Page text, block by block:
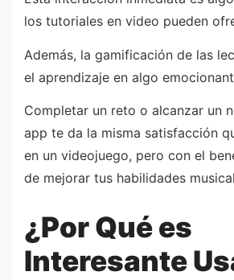
los tutoriales en video pueden
Además, la gamificación de las
el aprendizaje en algo
Completar un reto o alcanzar un
app te da la misma satisfacción
en un videojuego, pero con el
de mejorar tus habilidades
¿Por Qué es
Interesante